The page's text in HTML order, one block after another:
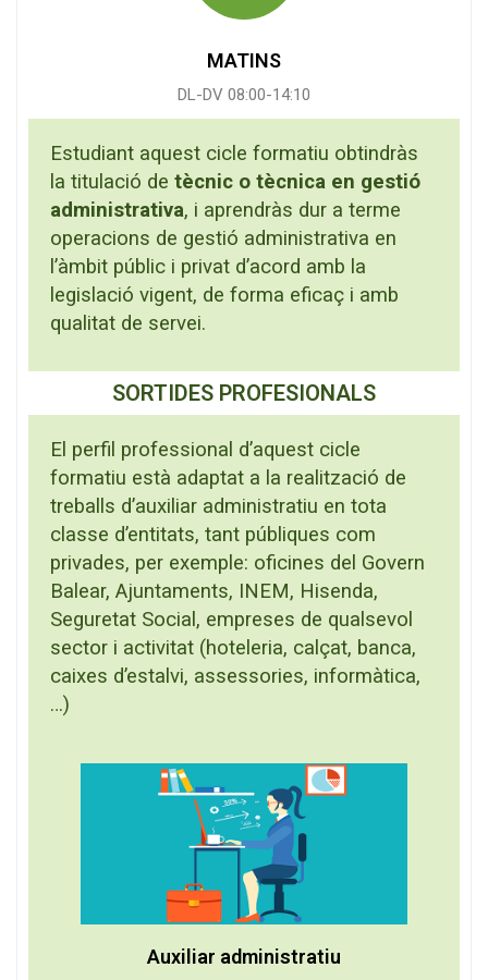
MATINS
DL-DV 08:00-14:10
Estudiant aquest cicle formatiu obtindràs
la titulació de tècnic o tècnica en gestió
administrativa, i aprendràs dur a terme
operacions de gestió administrativa en
l’àmbit públic i privat d’acord amb la
legislació vigent, de forma eficaç i amb
qualitat de servei.
SORTIDES PROFESIONALS
El perfil professional d’aquest cicle
formatiu està adaptat a la realització de
treballs d’auxiliar administratiu en tota
classe d’entitats, tant públiques com
privades, per exemple: oficines del Govern
Balear, Ajuntaments, INEM, Hisenda,
Seguretat Social, empreses de qualsevol
sector i activitat (hoteleria, calçat, banca,
caixes d’estalvi, assessories, informàtica,
…)
Auxiliar administratiu